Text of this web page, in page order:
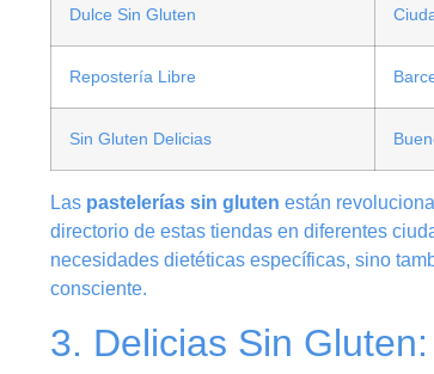
Dulce Sin Gluten
Repostería Libre
Sin Gluten Delicias
Las pastelerías sin gluten están
directorio de estas tiendas en diferentes
necesidades dietéticas específicas, sino
consciente.
3. Delicias Sin